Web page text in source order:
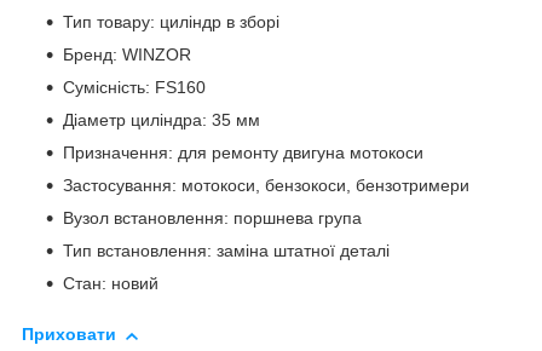
Тип товару: циліндр в зборі
Бренд: WINZOR
Сумісність: FS160
Діаметр циліндра: 35 мм
Призначення: для ремонту двигуна мотокоси
Застосування: мотокоси, бензокоси, бензотримери
Вузол встановлення: поршнева група
Тип встановлення: заміна штатної деталі
Стан: новий
Приховати